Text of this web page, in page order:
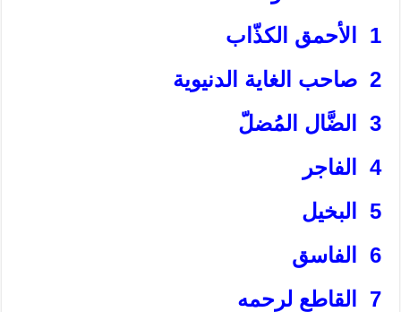
1 الأحمق الكذّاب‏
2 صاحب الغاية الدنيوية
3 الضَّال المُضلّ‏
4 الفاجر
5 البخيل‏
6 الفاسق‏
7 القاطع لرحمه‏